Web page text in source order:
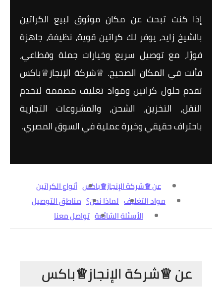
إذا كنت تبحث عن مكان موثوق لبيع الكراتين
بالشيخ زايد، يوفر لك كراتين قوية، نظيفة، جاهزة
فورًا، مع توصيل سريع وخيارات جملة وقطاعي،
فأنت في المكان الصحيح. ♕شركة الإنجاز♕باكس
تقدم حلول كراتين ومواد تغليف مصممة لتخدم
النقل، التخزين، الشحن، والمشروعات التجارية
باحتراف حقيقي وخبرة عملية في السوق المصري.
عن ♕شركة الإنجاز♕باكس أنواع الكراتين
مواد التغليف لماذا نحن؟ مناطق التوصيل
الأسئلة الشائعة تواصل معنا
عن ♕شركة الإنجاز♕باكس